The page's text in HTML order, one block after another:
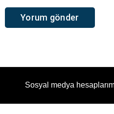
Sosyal medya